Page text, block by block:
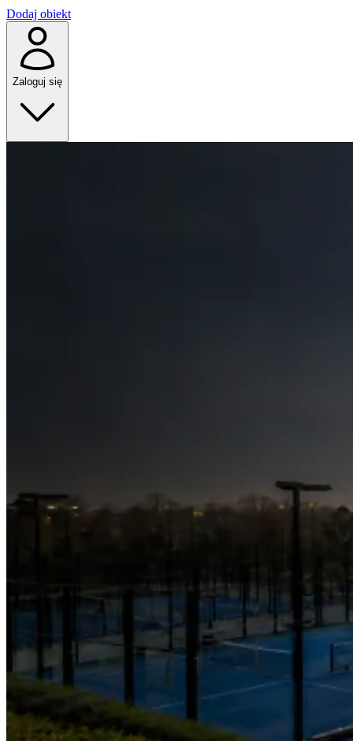
Dodaj obiekt
Zaloguj się